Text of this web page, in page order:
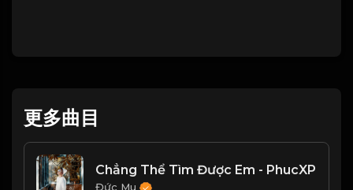
更多曲目
Chẳng Thể Tìm Được Em - PhucXP
Đức Mu